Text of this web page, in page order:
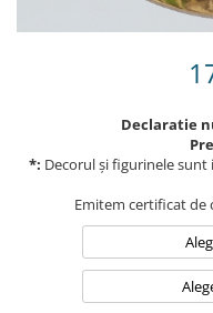
Declaratie
*: Decorul și figurinele
Emitem certificat